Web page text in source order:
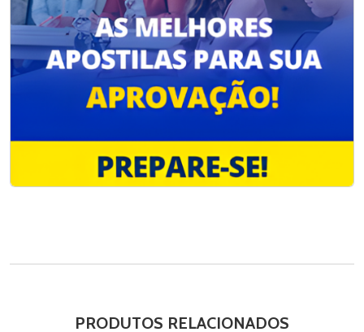
PRODUTOS RELACIONADOS